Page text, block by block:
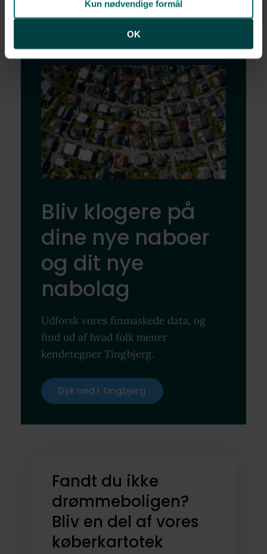
Kun nødvendige formål
OK
Bliv klogere på
dine nye naboer
og dit nye
nabolag
Udforsk vores finmaskede data, og
find ud af hvad folk mener
kendetegner Tingbjerg.
Dyk ned i Tingbjerg
Fandt du ikke
drømmeboligen?
Bliv en del af vores
køberkartotek